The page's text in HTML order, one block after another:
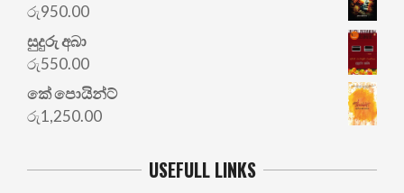
රු950.00
සුදුරු අබා
රු550.00
කේ පොයින්ට්
රු1,250.00
USEFULL LINKS